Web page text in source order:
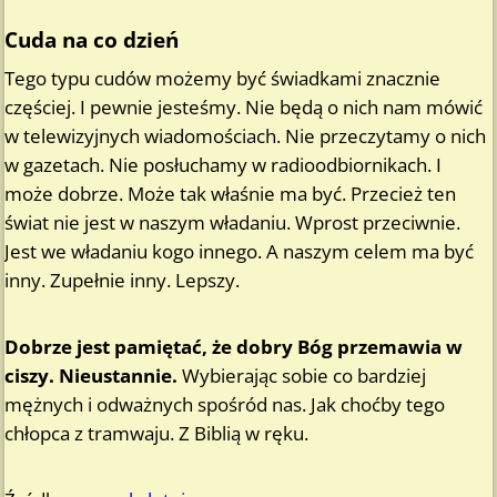
Cuda na co dzień
Tego typu cudów możemy być świadkami znacznie
częściej. I pewnie jesteśmy. Nie będą o nich nam mówić
w telewizyjnych wiadomościach. Nie przeczytamy o nich
w gazetach. Nie posłuchamy w radioodbiornikach. I
może dobrze. Może tak właśnie ma być. Przecież ten
świat nie jest w naszym władaniu. Wprost przeciwnie.
Jest we władaniu kogo innego. A naszym celem ma być
inny. Zupełnie inny. Lepszy.
Dobrze jest pamiętać, że dobry Bóg przemawia w
ciszy. Nieustannie. Wybierając sobie co bardziej
mężnych i odważnych spośród nas. Jak choćby tego
chłopca z tramwaju. Z Biblią w ręku.